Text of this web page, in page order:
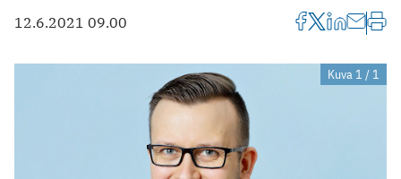
12.6.2021 09.00
Kuva 1 / 1